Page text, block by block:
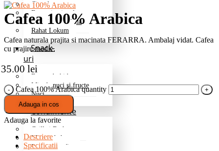
Ciocolata
Fructe in ciocolata
Jeleuri/marmelada
Rahat Lokum
Snack-
uri
Fructe deshidratate
Mix de nuci si fructe
Nuci
Condimente
Grill si Barbeque
Mixuri de baza
Pentru cartofi
Cafea 100% Arabica
Cafea naturala prajita si macinata FERARRA. Ambalaj vidat. Cafea
cu prajire medie.
35.00 lei
Cafea 100% Arabica quantity
Adauga in cos
Adauga la favorite
Descriere
Specificatii